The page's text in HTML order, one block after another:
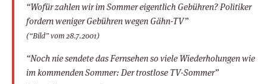
“Wofür zahlen wir im Sommer eigentlich Gebühren? Politiker
fordern weniger Gebühren wegen Gähn-TV”
(“Bild” vom 28.7.2001)
“Noch nie sendete das Fernsehen so viele Wiederholungen wie
im kommenden Sommer: Der trostlose TV-Sommer”